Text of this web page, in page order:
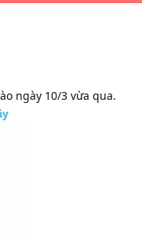
ngày 10/3 vừa qua.